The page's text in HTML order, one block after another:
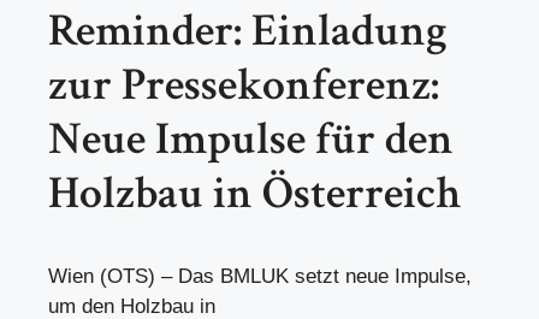
Reminder: Einladung
zur Pressekonferenz:
Neue Impulse für den
Holzbau in Österreich
Wien (OTS) – Das BMLUK setzt neue Impulse,
um den Holzbau in